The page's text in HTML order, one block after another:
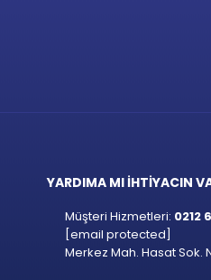
YARDIMA MI İHTİYACIN
Müşteri Hizmetleri: 0212
[email protected]
Merkez Mah. Hasat Sok.